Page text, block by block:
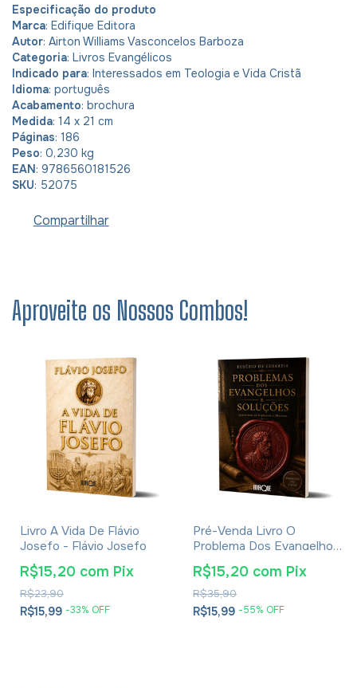
Especificação do produto
Marca: Edifique Editora
Autor: Airton Williams Vasconcelos Barboza
Categoria: Livros Evangélicos
Indicado para: Interessados em Teologia e Vida Cristã
Idioma: português
Acabamento: brochura
Medida: 14 x 21 cm
Páginas: 186
Peso: 0,230 kg
EAN: 9786560181526
SKU: 52075
Compartilhar
Aproveite os Nossos Combos!
Livro A Vida De Flávio
Josefo - Flávio Josefo
R$15,99 -33% OFF
R$23,90
R$15,20 com Pix
Pré-Venda Livro O
Problema Dos Evangelhos
E Soluções- Eusébio De
Cesareia
R$15,99 -55% OFF
R$35,90
R$15,20 com Pix